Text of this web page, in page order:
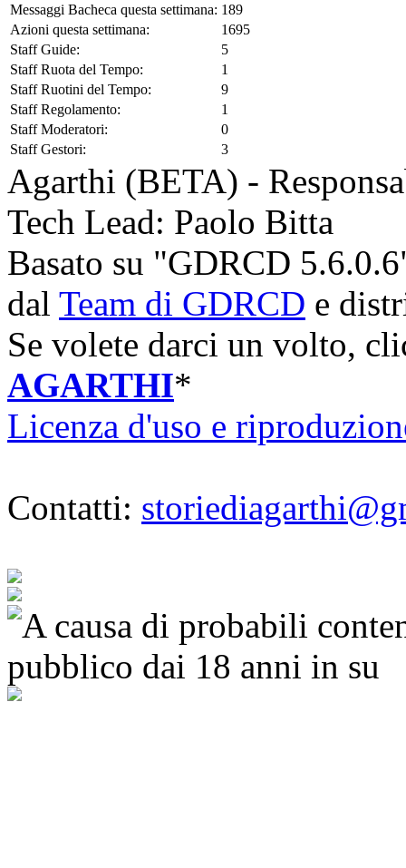
Messaggi Bacheca questa settimana: 189
Azioni questa settimana:
1695
Staff Guide:
5
Staff Ruota del Tempo:
1
Staff Ruotini del Tempo:
9
Staff Regolamento:
1
Staff Moderatori:
0
Staff Gestori:
3
Agarthi (BETA) -
Tech Lead: Paolo Bitta
Basato su "GDRCD
dal Team di GDRCD e
Se volete darci un volto,
AGARTHI*
Licenza d'uso e
Contatti: